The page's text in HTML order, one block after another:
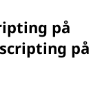
på
på